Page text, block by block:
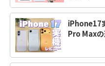
iPhone17
Pro Max